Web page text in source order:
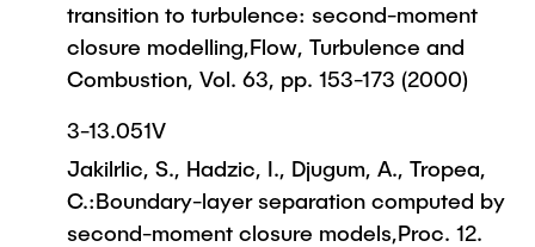
transition to turbulence: second-moment
closure modelling,Flow, Turbulence and
Combustion, Vol. 63, pp. 153-173 (2000)
3-13.051V
Jakilrlic, S., Hadzic, I., Djugum, A., Tropea,
C.:Boundary-layer separation computed by
second-moment closure models,Proc. 12.